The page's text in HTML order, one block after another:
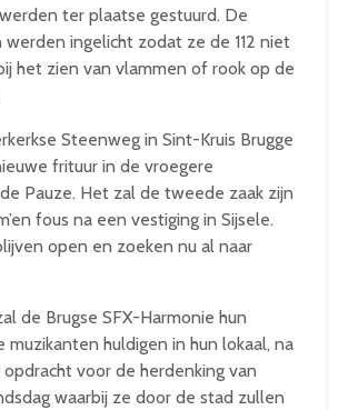
ter plaatse gestuurd. De
ingelicht zodat ze de 112 niet
het zien van vlammen of rook op de
Steenweg in Sint-Kruis Brugge
frituur in de vroegere
Pauze. Het zal de tweede zaak zijn
fous na een vestiging in Sijsele.
open en zoeken nu al naar
de Brugse SFX-Harmonie hun
muzikanten huldigen in hun lokaal, na
voor de herdenking van
waarbij ze door de stad zullen